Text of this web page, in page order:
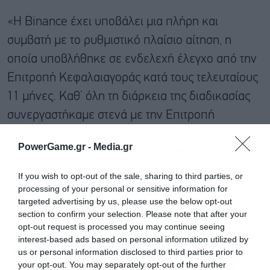
PowerGame.gr - Media.gr
If you wish to opt-out of the sale, sharing to third parties, or
processing of your personal or sensitive information for
targeted advertising by us, please use the below opt-out
section to confirm your selection. Please note that after your
opt-out request is processed you may continue seeing
interest-based ads based on personal information utilized by
us or personal information disclosed to third parties prior to
your opt-out. You may separately opt-out of the further
«Η Binance έχει υποβάλει μια πλήρη και
συμβατή με το ρυθμιστικό πλαίσιο αίτηση, η
οποία υποβλήθηκε σε ενδελεχή έλεγχο από την
Επιτροπή Κεφαλαιαγοράς κατά τους τελευταίους
11 μήνες. Καθ’ όλη τη διάρκεια της διαδικασίας
συνεργαστήκαμε στενά με την Επιτροπή
συμφώνησε ότι η αίτηση που καταθέσαμε ήταν
σε συμμόρφωση με το ρυθμιστικό πλαίσιο.
Αντιλαμβανόμαστε ότι η Επιτροπή
Κεφαλαιαγοράς ολοκλήρωσε την εξέταση της
αίτησης και θεώρησε ότι αυτή συμμορφώνεται
με τις απαιτήσεις του Κανονισμού MiCA για τις